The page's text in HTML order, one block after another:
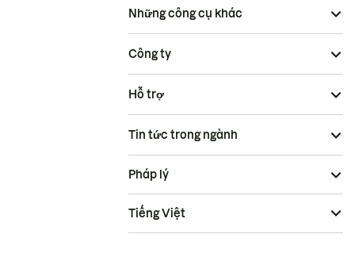
Những công cụ khác
Công ty
Hỗ trợ
Tin tức trong ngành
Pháp lý
Tiếng Việt